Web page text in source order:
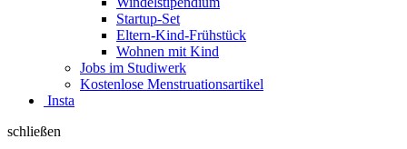
Startup-Set
Eltern-Kind-Frühstück
Wohnen mit Kind
Jobs im Studiwerk
Kostenlose Menstruationsartikel
Insta
schließen